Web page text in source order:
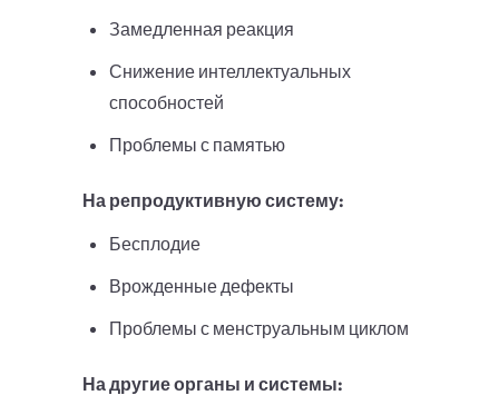
Замедленная реакция
Снижение интеллектуальных
способностей
Проблемы с памятью
На репродуктивную систему:
Бесплодие
Врожденные дефекты
Проблемы с менструальным циклом
На другие органы и системы: